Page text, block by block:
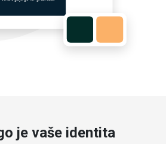
je vaše identita